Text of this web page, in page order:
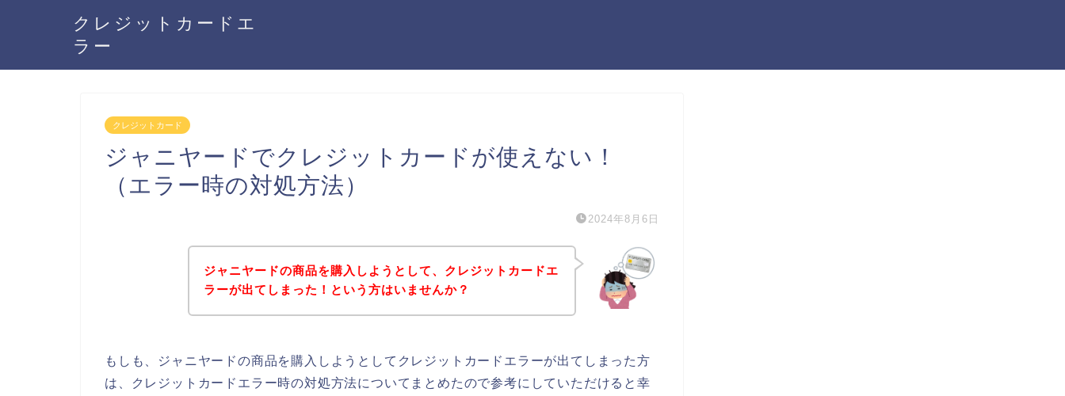
クレジットカードエ
ラー
クレジットカード
ジャニヤードでクレジットカードが使えない！
（エラー時の対処方法）
2024年8月6日
ジャニヤードの商品を購入しようとして、クレジットカードエ
ラーが出てしまった！という方はいませんか？
もしも、ジャニヤードの商品を購入しようとしてクレジットカードエラーが出てしまった方
は、クレジットカードエラー時の対処方法についてまとめたので参考にしていただけると幸